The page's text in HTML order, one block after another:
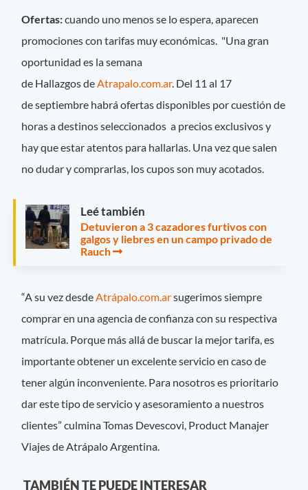
Ofertas:cuando uno menos se lo espera, aparecen
promociones con tarifas muy económicas. "Una gran
oportunidad es la semana
de Hallazgos de Atrapalo.com.ar. Del 11 al 17
de septiembre habrá ofertas disponibles por cuestión de
horas a destinos seleccionados a precios exclusivos y
hay que estar atentos para hallarlas. Una vez que salen
no dudar y comprarlas, los cupos son muy acotados.
Leé también
Detuvieron a 3 cazadores furtivos con
galgos y liebres en un campo privado de
Rauch
“A su vez desdeAtrápalo.com.arsugerimos siempre
comprar en una agencia de confianza con su respectiva
matrícula. Porque más allá de buscar la mejor tarifa, es
importante obtener un excelente servicio en caso de
tener algún inconveniente. Para nosotros es prioritario
dar este tipo de servicio y asesoramiento a nuestros
clientes” culmina Tomas Devescovi, Product Manajer
Viajes de Atrápalo Argentina.
TAMBIÉN TE PUEDE INTERESAR